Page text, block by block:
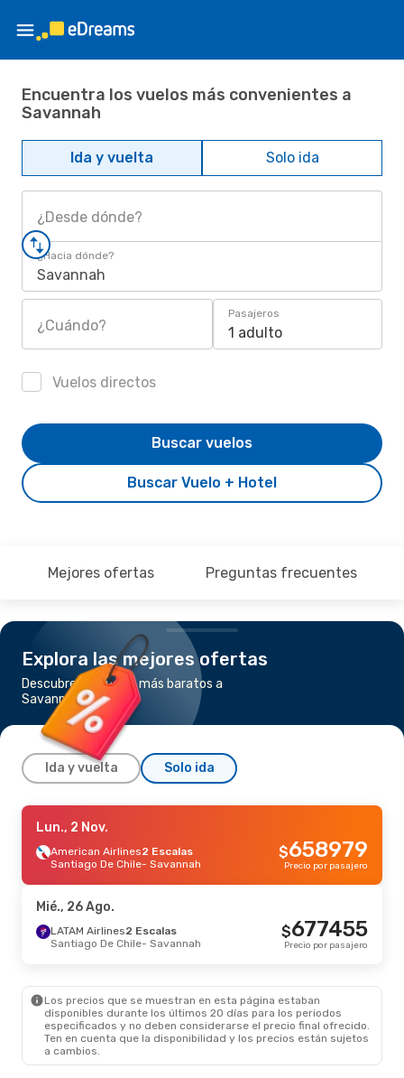
Encuentra los vuelos más convenientes a
Savannah
Ida y vuelta Solo ida
¿Desde dónde?
¿Hacia dónde?
Savannah
¿Cuándo?
Pasajeros
1 adulto
Vuelos directos
Buscar Vuelo + Hotel
Buscar vuelos
Mejores ofertas Preguntas frecuentes
Explora las mejores ofertas
Descubre los vuelos más baratos a
Savannah
Ida y vuelta Solo ida
Mar., 25 Ago.
American Airlines1 Escala
Boston- Savannah
Savannah- Boston
294608
Mar., 13 Oct.- Lun., 19 Oct.
Savannah
- Santiago De Chile
867052
$
Precio por pasajero
Mar., 8 Sep.- Mar., 15 Sep.
Lun., 2 Nov.
American Airlines2 Escalas
Santiago De Chile- Savannah
658979
$
Precio por pasajero
Mié., 26 Ago.
LATAM Airlines2 Escalas
Santiago De Chile- Savannah
677455
$
Precio por pasajero
Los precios que se muestran en esta página estaban
disponibles durante los últimos 20 días para los periodos
especificados y no deben considerarse el precio final ofrecido.
Ten en cuenta que la disponibilidad y los precios están sujetos
a cambios.